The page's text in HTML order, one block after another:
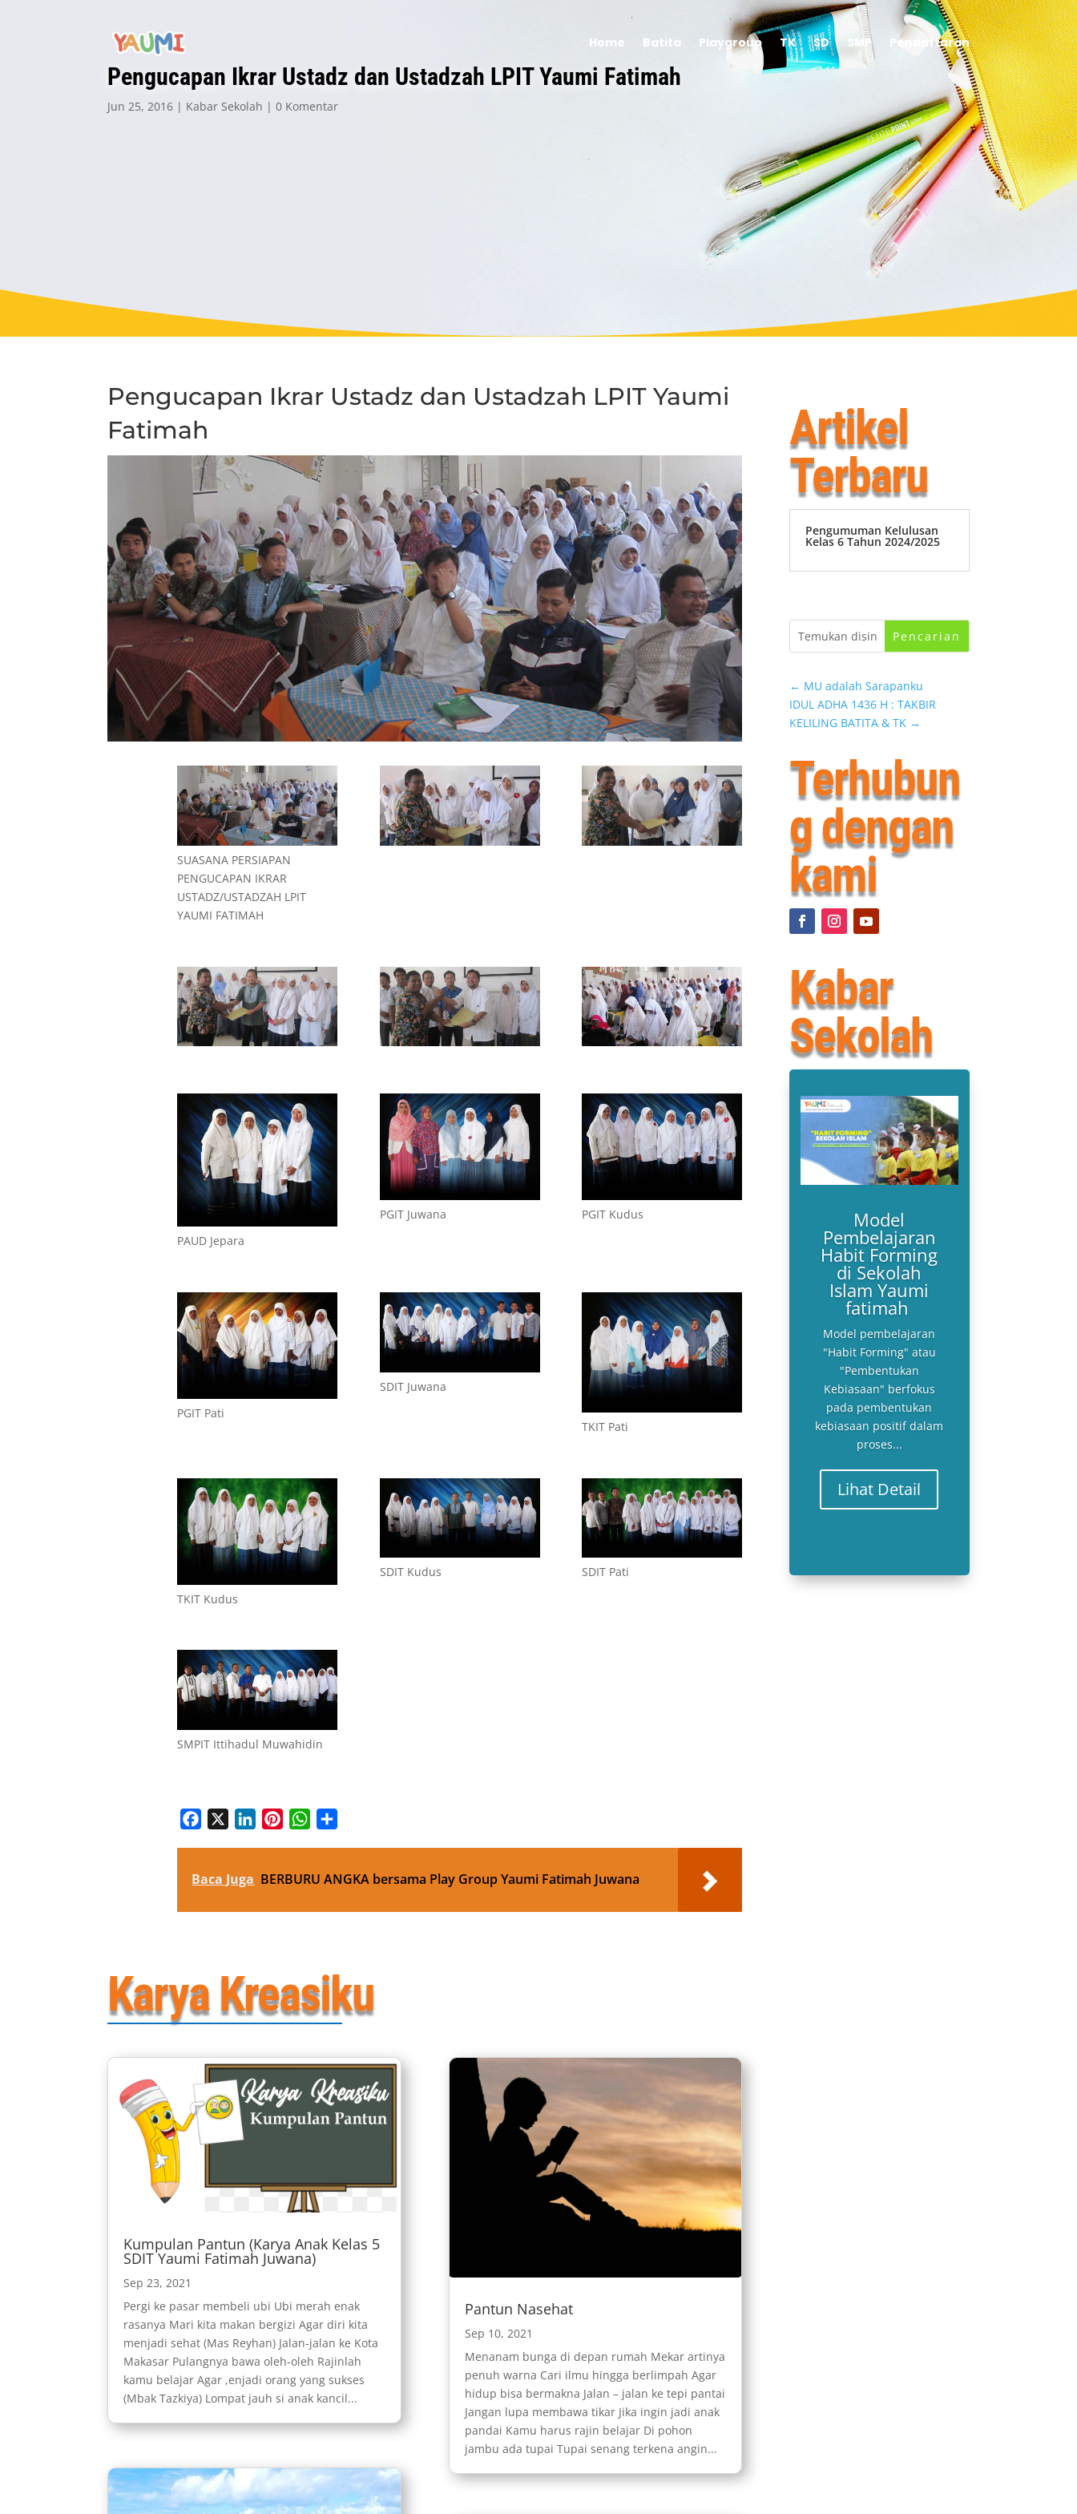
Home Batita Playgroup TK SD SMP Pendaftaran
Pengucapan Ikrar Ustadz dan Ustadzah LPIT Yaumi Fatimah
Jun 25, 2016 Kabar Sekolah 0 Komentar
Pengucapan Ikrar Ustadz dan Ustadzah LPIT Yaumi
Fatimah
SUASANA PERSIAPAN
PENGUCAPAN IKRAR
USTADZ/USTADZAH LPIT
YAUMI FATIMAH
PAUD Jepara
PGIT Juwana PGIT Kudus
PGIT Pati
SDIT Juwana
TKIT Pati
TKIT Kudus
SDIT Kudus SDIT Pati
SMPIT Ittihadul Muwahidin
Facebook LinkedInPinterestWhatsApp
Baca Juga BERBURU ANGKA bersama Play Group Yaumi Fatimah Juwana
Karya Kreasiku
Kumpulan Pantun (Karya Anak Kelas 5
SDIT Yaumi Fatimah Juwana)
Sep 23, 2021
Pergi ke pasar membeli ubi Ubi merah enak
rasanya Mari kita makan bergizi Agar diri kita
menjadi sehat (Mas Reyhan) Jalan-jalan ke Kota
Makasar Pulangnya bawa oleh-oleh Rajinlah
kamu belajar Agar ,enjadi orang yang sukses
(Mbak Tazkiya) Lompat jauh si anak kancil...
Pantun Nasehat
Sep 10, 2021
Menanam bunga di depan rumah Mekar artinya
penuh warna Cari ilmu hingga berlimpah Agar
hidup bisa bermakna Jalan – jalan ke tepi pantai
Jangan lupa membawa tikar Jika ingin jadi anak
pandai Kamu harus rajin belajar Di pohon
jambu ada tupai Tupai senang terkena angin...
Artikel
Terbaru
Pengumuman Kelulusan
Kelas 6 Tahun 2024/2025
← MU adalah Sarapanku
IDUL ADHA 1436 H : TAKBIR
KELILING BATITA & TK →
Terhubun
g dengan
kami
Kabar
Sekolah
Model
Pembelajaran
Habit Forming
di Sekolah
Islam Yaumi
fatimah
Model pembelajaran
"Habit Forming" atau
"Pembentukan
Kebiasaan" berfokus
pada pembentukan
kebiasaan positif dalam
proses...
Lihat Detail